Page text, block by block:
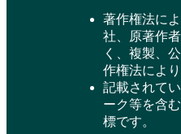
著作権法に
社、原著作
く、複製、
作権法によ
記載されて
ーク等を含
標です。